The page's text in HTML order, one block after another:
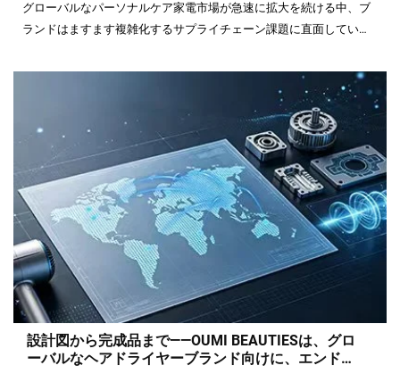
グローバルなパーソナルケア家電市場が急速に拡大を続ける中、ブ
ランドはますます複雑化するサプライチェーン課題に直面していま
との調整が品質のばらつきを招き、また……
設計図から完成品まで——OUMI BEAUTIESは、グロ
ーバルなヘアドライヤーブランド向けに、エンドツ